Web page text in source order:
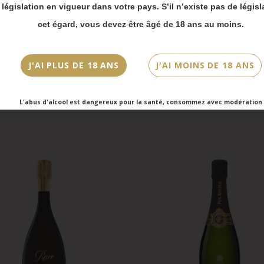
législation en vigueur dans votre pays. S’il n’existe pas de
cet égard, vous devez être âgé de 18 ans au moins.
J'AI PLUS DE 18 ANS J'AI MOINS DE 18 ANS
L'abus d'alcool est dangereux pour la santé, consommez avec modération
La Goutte d’Or – Extra Brut
bien prendre en compte :
Chronopost reprendront à partir du 31 août.
et cave Victor Hugo) seront disponibles à partir